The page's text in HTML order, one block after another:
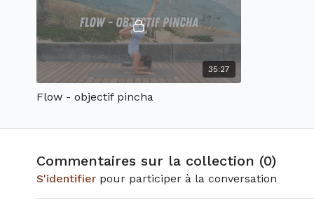
35:27
Flow - objectif pincha
Commentaires sur la collection (0)
S'identifier pour participer à la conversation